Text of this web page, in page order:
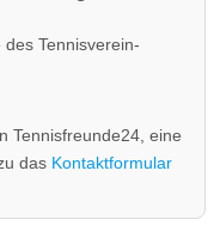
Tennisverein-
Tennisfreunde24, eine
das Kontaktformular